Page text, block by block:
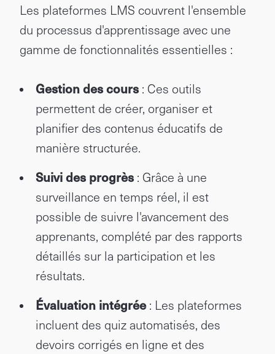
Les plateformes LMS couvrent l'ensemble
du processus d'apprentissage avec une
gamme de fonctionnalités essentielles :
Gestion des cours: Ces outils
permettent de créer, organiser et
planifier des contenus éducatifs de
manière structurée.
Suivi des progrès: Grâce à une
surveillance en temps réel, il est
possible de suivre l'avancement des
apprenants, complété par des rapports
détaillés sur la participation et les
résultats.
Évaluation intégrée: Les plateformes
incluent des quiz automatisés, des
devoirs corrigés en ligne et des